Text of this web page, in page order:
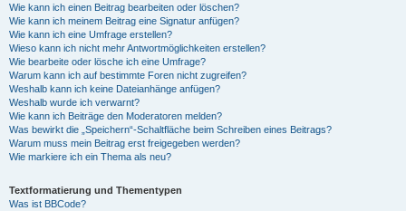
Wie kann ich einen Beitrag bearbeiten oder löschen?
Wie kann ich meinem Beitrag eine Signatur anfügen?
Wie kann ich eine Umfrage erstellen?
Wieso kann ich nicht mehr Antwortmöglichkeiten erstellen?
Wie bearbeite oder lösche ich eine Umfrage?
Warum kann ich auf bestimmte Foren nicht zugreifen?
Weshalb kann ich keine Dateianhänge anfügen?
Weshalb wurde ich verwarnt?
Wie kann ich Beiträge den Moderatoren melden?
Was bewirkt die „Speichern“-Schaltfläche beim Schreiben eines Beitrags?
Warum muss mein Beitrag erst freigegeben werden?
Wie markiere ich ein Thema als neu?
Textformatierung und Thementypen
Was ist BBCode?